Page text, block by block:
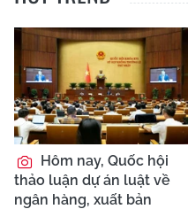
Hôm nay, Quốc hội
thảo luận dự án luật về
ngân hàng, xuất bản